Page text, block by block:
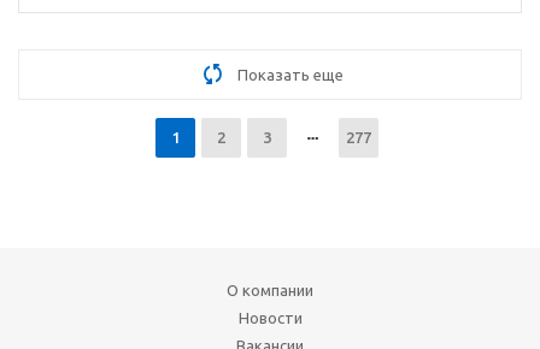
Показать еще
1 2 3 277
О компании
Новости
Вакансии